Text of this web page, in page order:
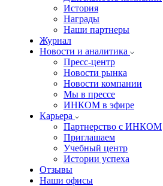
История
Награды
Наши партнеры
Журнал
Новости и аналитика
Пресс-центр
Новости рынка
Новости компании
Мы в прессе
ИНКОМ в эфире
Карьера
Партнерство с ИНКОМ
Приглашаем
Учебный центр
Истории успеха
Отзывы
Наши офисы